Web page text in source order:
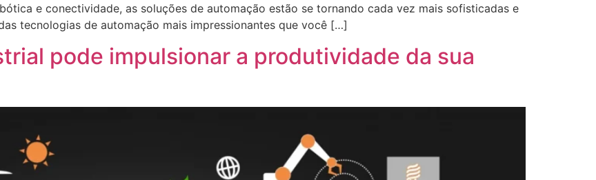
e conectividade, as soluções de automação estão se tornando cada vez mais sofisticadas e
tecnologias de automação mais impressionantes que você […]
pode impulsionar a produtividade da sua